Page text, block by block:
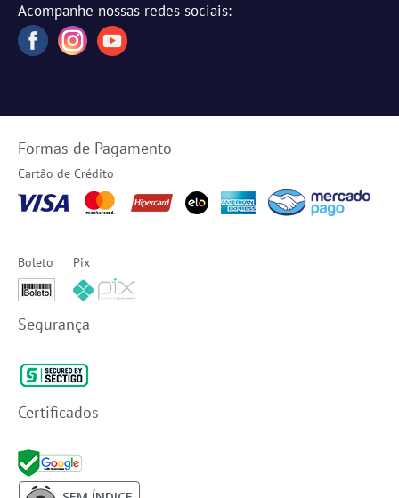
Acompanhe nossas redes sociais:
Formas de Pagamento
Cartão de Crédito
Boleto Pix
Segurança
Certificados